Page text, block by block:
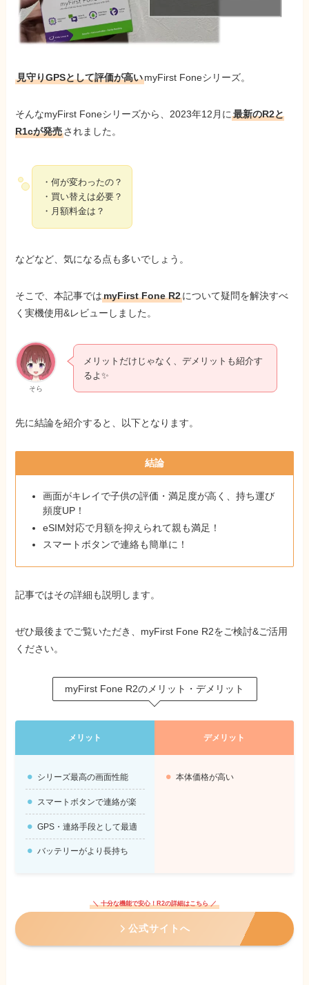
見守りGPSとして評価が高いmyFirst Foneシリーズ。
そんなmyFirst Foneシリーズから、2023年12月に最新のR2と
R1cが発売されました。
・何が変わったの？
・買い替えは必要？
・月額料金は？
などなど、気になる点も多いでしょう。
そこで、本記事ではmyFirst Fone R2について疑問を解決すべ
く実機使用&レビューしました。
そら
メリットだけじゃなく、デメリットも紹介す
るよ✨
先に結論を紹介すると、以下となります。
結論
画面がキレイで子供の評価・満足度が高く、持ち運び
頻度UP！
eSIM対応で月額を抑えられて親も満足！
スマートボタンで連絡も簡単に！
記事ではその詳細も説明します。
ぜひ最後までご覧いただき、myFirst Fone R2をご検討&ご活用
ください。
myFirst Fone R2のメリット・デメリット
メリット デメリット
シリーズ最高の画面性能
スマートボタンで連絡が楽
GPS・連絡手段として最適
バッテリーがより長持ち
本体価格が高い
＼ 十分な機能で安心！R2の詳細はこちら ／
公式サイトへ